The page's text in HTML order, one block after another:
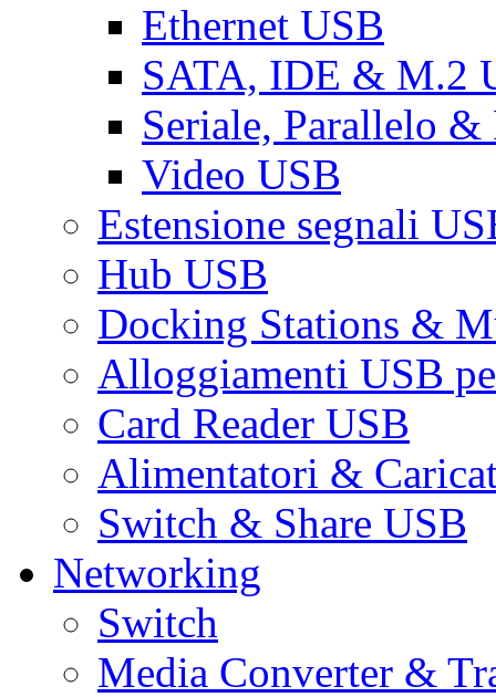
Ethernet USB
SATA, IDE & M.2
Seriale, Parallelo &
Video USB
Estensione segnali
Hub USB
Docking Stations &
Alloggiamenti USB
Card Reader USB
Alimentatori &
Switch & Share USB
Networking
Switch
Media Converter &